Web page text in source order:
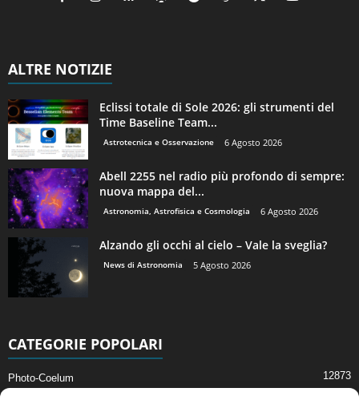
ALTRE NOTIZIE
Eclissi totale di Sole 2026: gli strumenti del
Time Baseline Team...
Astrotecnica e Osservazione 6 Agosto 2026
Abell 2255 nel radio più profondo di sempre:
nuova mappa del...
Astronomia, Astrofisica e Cosmologia 6 Agosto 2026
Alzando gli occhi al cielo – Vale la sveglia?
News di Astronomia 5 Agosto 2026
CATEGORIE POPOLARI
Photo-Coelum 12873